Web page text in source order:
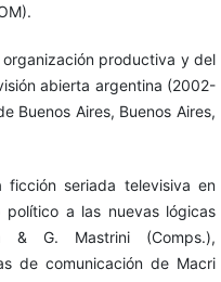
productiva y del
abierta argentina (2002-
Buenos Aires, Buenos Aires,
ficción seriada televisiva en
a las nuevas lógicas
& G. Mastrini (Comps.),
de comunicación de Macri